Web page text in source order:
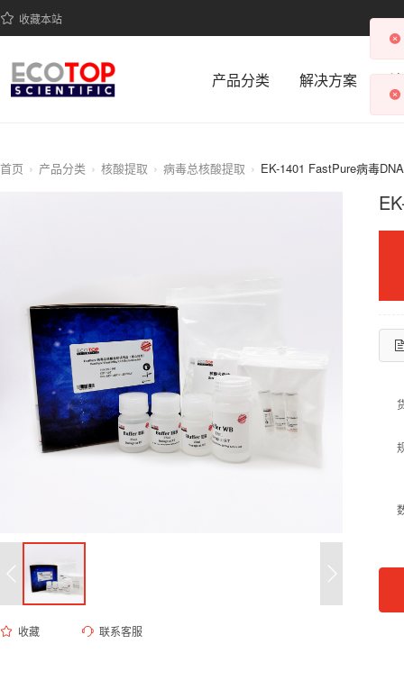
收藏本站
产品分类 解决方案
首页 产品分类 核酸提取 病毒总核酸提取 EK-1401 FastPure病毒
收藏 联系客服